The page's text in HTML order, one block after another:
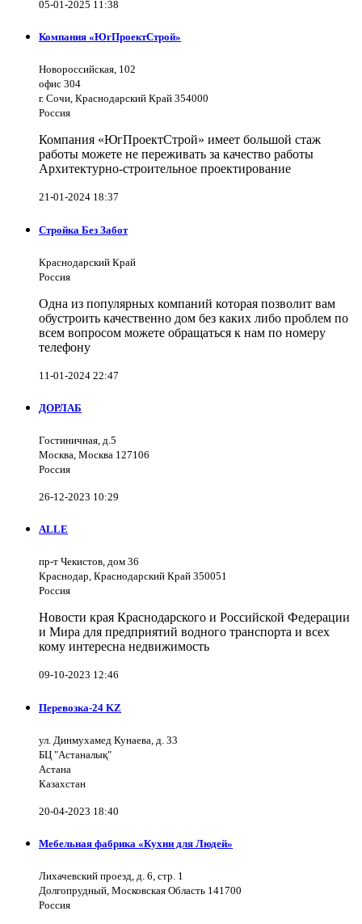
05-01-2025 11:38
Компания «ЮгПроектСтрой»
Новороссийская, 102
офис 304
г. Сочи, Краснодарский Край 354000
Россия
Компания «ЮгПроектСтрой» имеет большой стаж
работы можете не переживать за качество работы
Архитектурно-строительное проектирование
21-01-2024 18:37
Стройка Без Забот
Краснодарский Край
Россия
Одна из популярных компаний которая позволит вам
обустроить качественно дом без каких либо проблем по
всем вопросом можете обращаться к нам по номеру
телефону
11-01-2024 22:47
ДОРЛАБ
Гостиничная, д.5
Москва, Москва 127106
Россия
26-12-2023 10:29
ALLE
пр-т Чекистов, дом 36
Краснодар, Краснодарский Край 350051
Россия
Новости края Краснодарского и Российской Федерации
и Мира для предприятий водного транспорта и всех
кому интересна недвижимость
09-10-2023 12:46
Перевозка-24 KZ
ул. Динмухамед Кунаева, д. 33
БЦ "Астаналық"
Астана
Казахстан
20-04-2023 18:40
Мебельная фабрика «Кухни для Людей»
Лихачевский проезд, д. 6, стр. 1
Долгопрудный, Московская Область 141700
Россия